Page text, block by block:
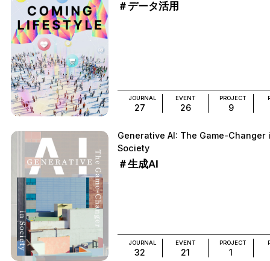
＃データ活用
JOURNAL
27
EVENT
26
PROJECT
9
Generative AI: The Game-Changer
Society
＃生成AI
JOURNAL
32
EVENT
21
PROJECT
1